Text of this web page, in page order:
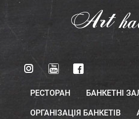
Art
РЕСТОРАН БАНКЕТНІ
ОРГАНІЗАЦІЯ БАНКЕТІВ